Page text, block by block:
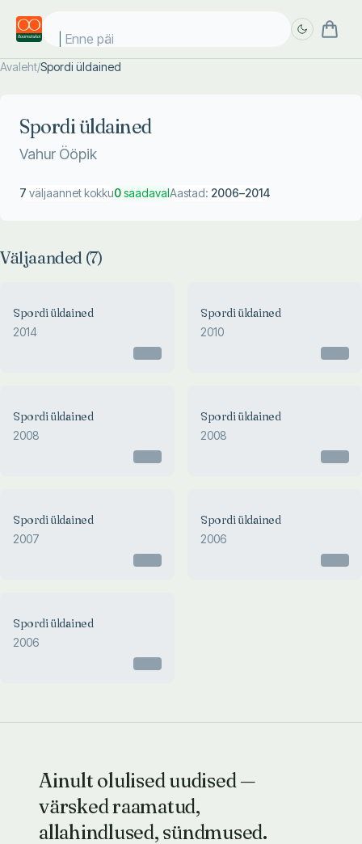
Enne päik
Avaleht/Spordi üldained
Spordi üldained
Vahur Ööpik
7 väljaannet kokku0saadavalAastad: 2006–2014
Väljaanded (7)
Spordi üldained
2014
Spordi üldained
2010
Spordi üldained
2008
Spordi üldained
2008
Spordi üldained
2007
Spordi üldained
2006
Spordi üldained
2006
Ainult olulised uudised —
värsked raamatud,
allahindlused, sündmused.